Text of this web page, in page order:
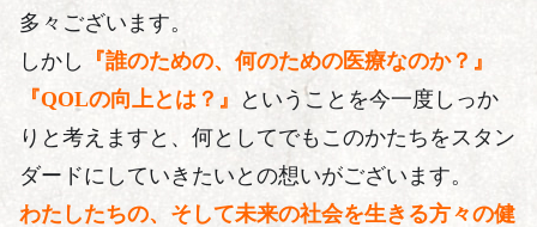
多々ございます。
しかし
『誰のための、何のための医療なのか？』
『QOLの向上とは？』
ということを今一度しっか
りと考えますと、何としてでもこのかたちをスタン
ダードにしていきたいとの想いがございます。
わたしたちの、そして未来の社会を生きる方々の健